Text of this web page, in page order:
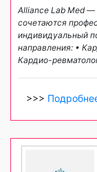
Alliance Lab Med —
сочетаются
индивидуальный
направления: •
Кардио-
>>>